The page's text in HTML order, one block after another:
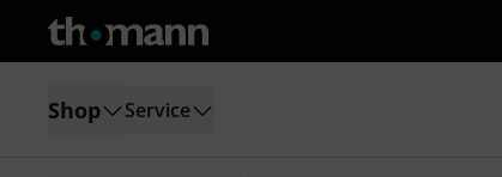
Shop Service